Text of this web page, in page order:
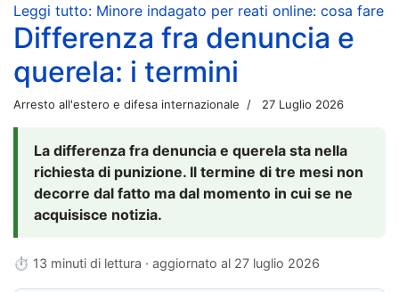
Leggi tutto: Minore indagato per reati online: cosa fare
Differenza fra denuncia e
querela: i termini
Arresto all'estero e difesa internazionale 27 Luglio 2026
La differenza fra denuncia e querela sta nella
richiesta di punizione. Il termine di tre mesi non
decorre dal fatto ma dal momento in cui se ne
acquisisce notizia.
⏱ 13 minuti di lettura · aggiornato al 27 luglio 2026